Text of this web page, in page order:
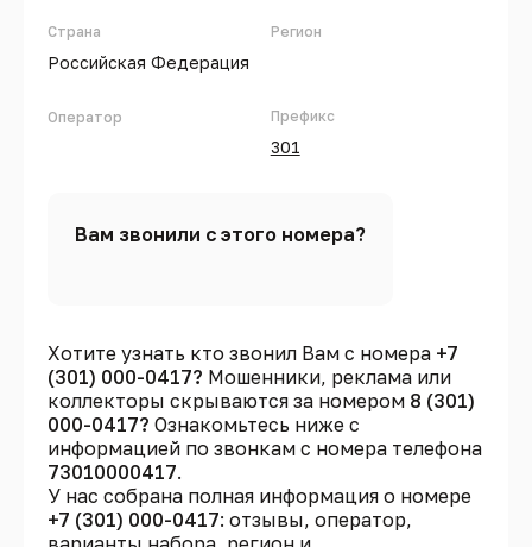
Страна
Российская Федерация
Оператор
Регион
Префикс
301
Вам звонили с этого номера?
Хотите узнать кто звонил Вам с номера +7
(301) 000-0417? Мошенники, реклама или
коллекторы скрываются за номером 8 (301)
000-0417? Ознакомьтесь ниже с
информацией по звонкам с номера телефона
73010000417.
У нас собрана полная информация о номере
+7 (301) 000-0417: отзывы, оператор,